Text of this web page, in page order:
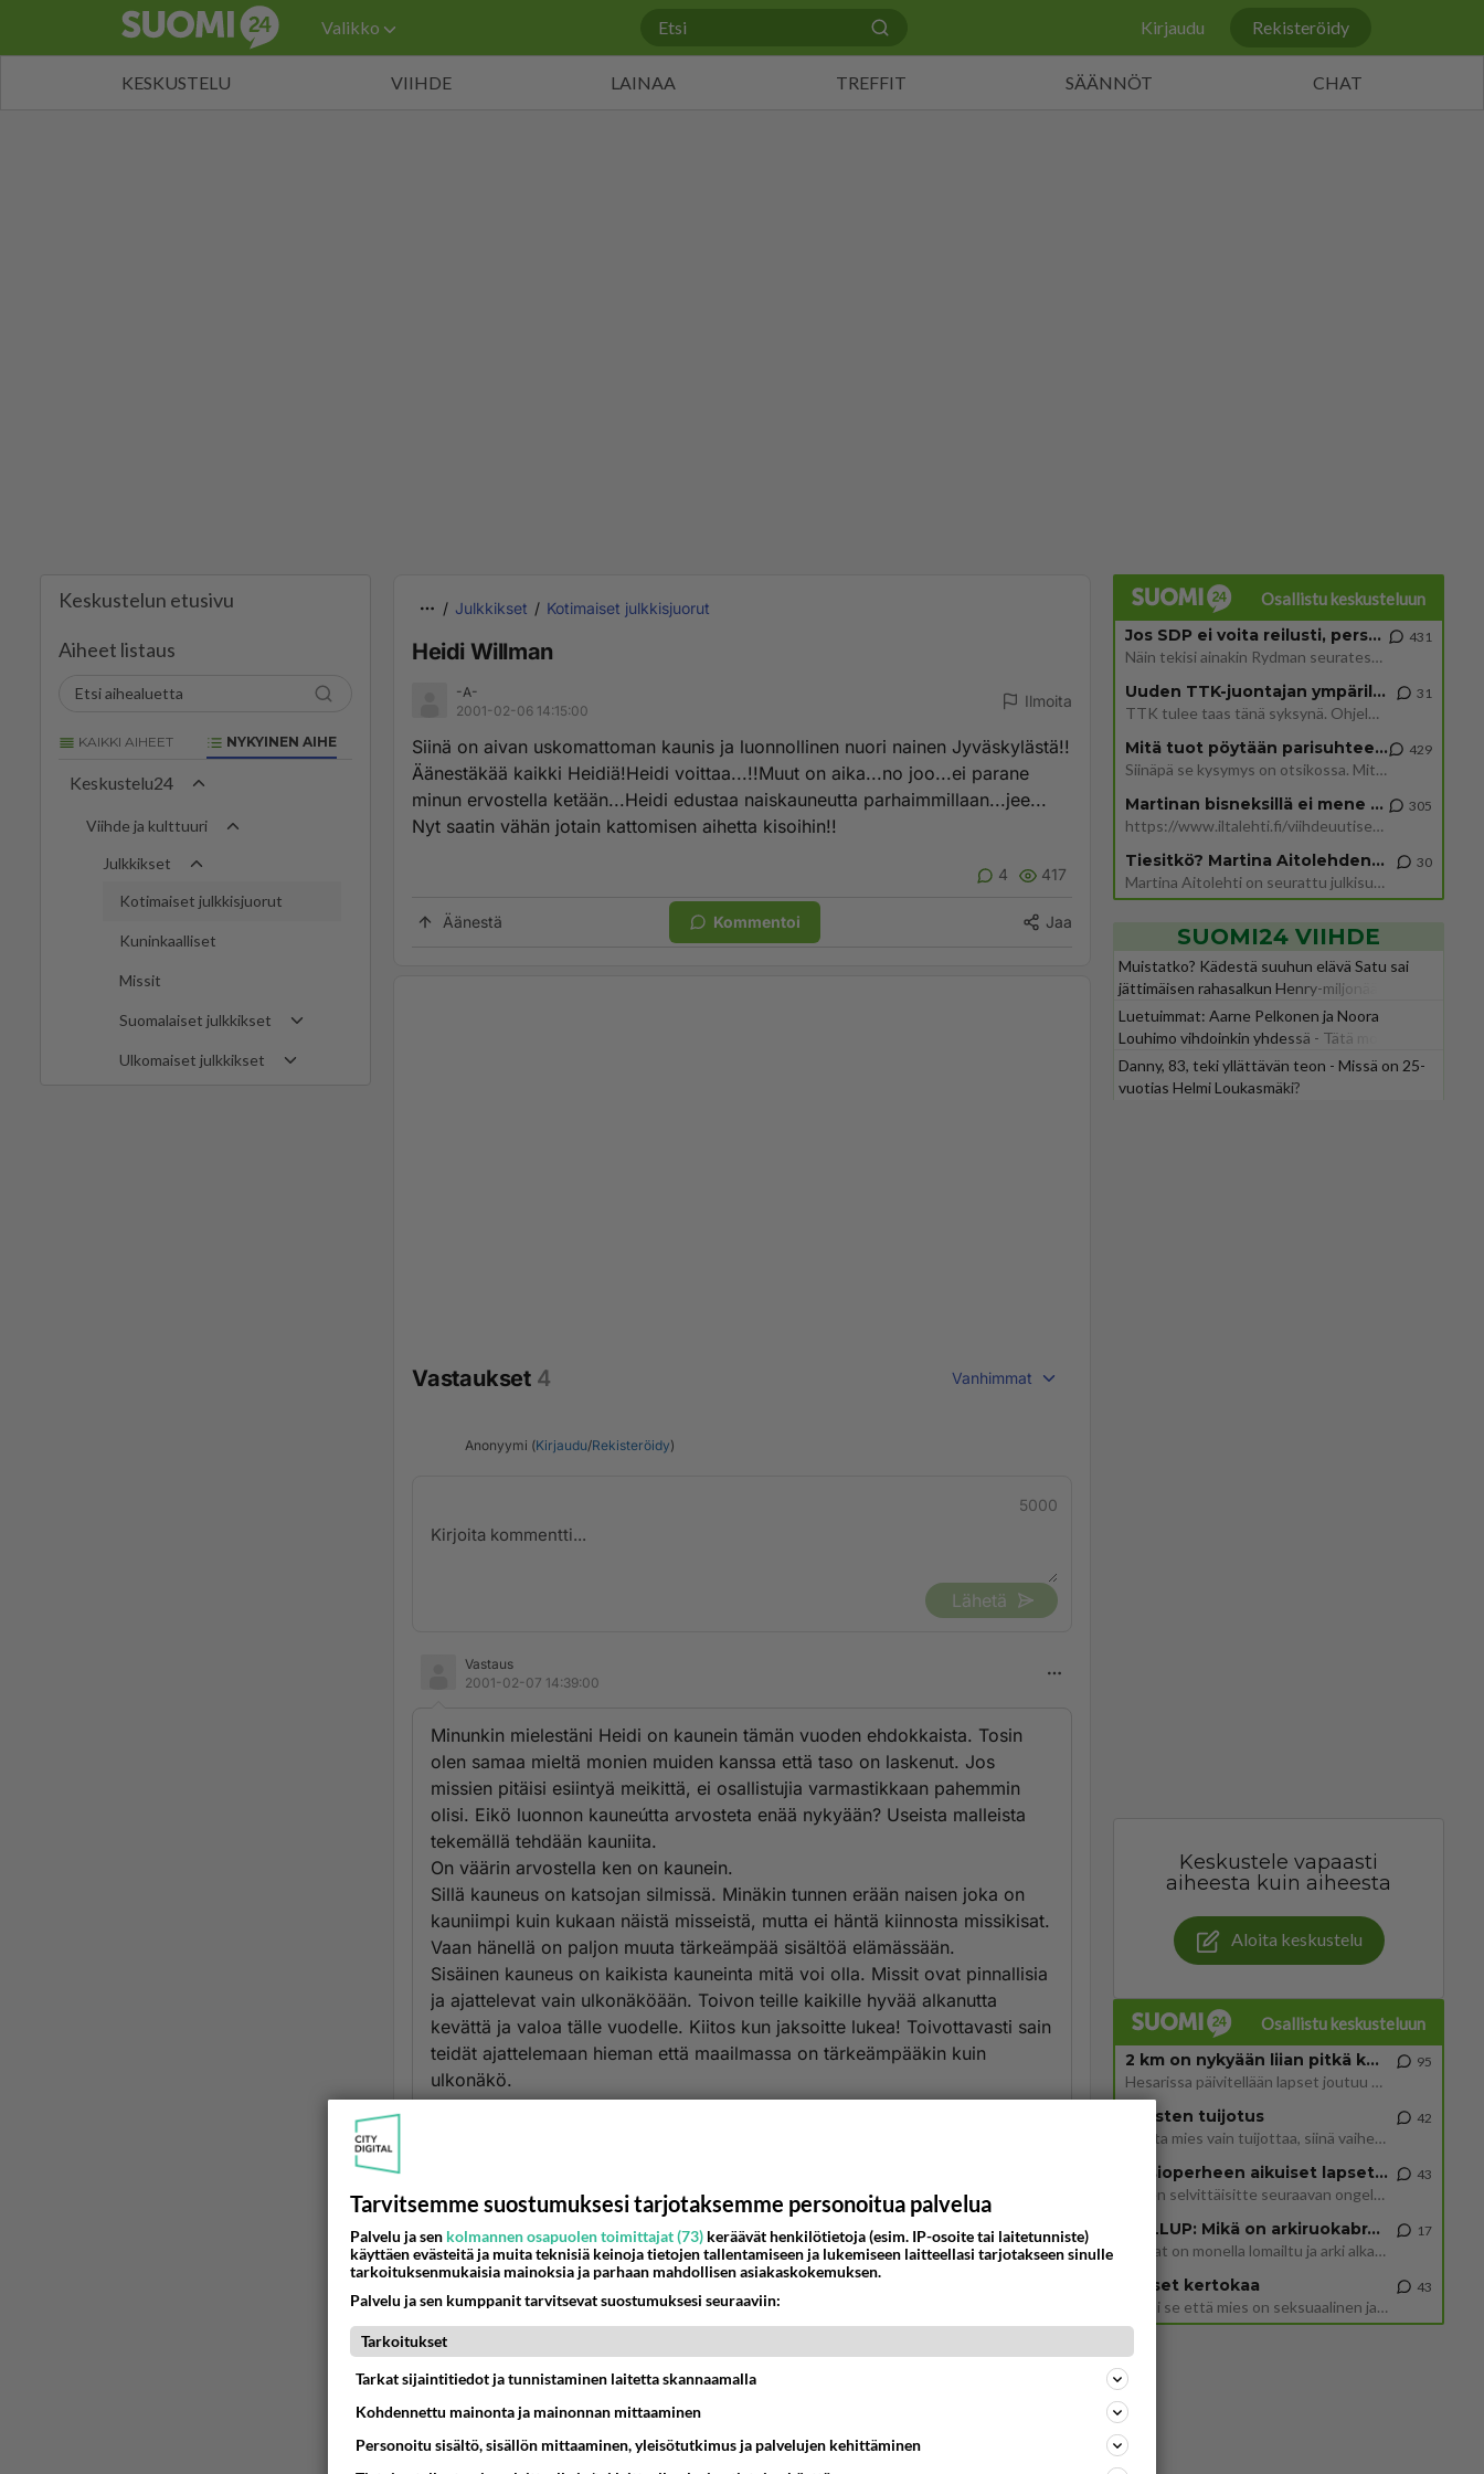
Valikko Kirjaudu Rekisteröidy
KESKUSTELU VIIHDE LAINAA TREFFIT SÄÄNNÖT CHAT
Keskustelun etusivu
Aiheet listaus
KAIKKI AIHEET NYKYINEN AIHE
Keskustelu24
Viihde ja kulttuuri
Julkkikset
Kotimaiset julkkisjuorut
Kuninkaalliset
Missit
Suomalaiset julkkikset
Ulkomaiset julkkikset
Julkkikset Kotimaiset julkkisjuorut
Heidi Willman
-A-
2001-02-06 14:15:00
Ilmoita
Siinä on aivan uskomattoman kaunis ja luonnollinen nuori nainen Jyväskylästä!!
Äänestäkää kaikki Heidiä!Heidi voittaa...!!Muut on aika...no joo...ei parane
minun ervostella ketään...Heidi edustaa naiskauneutta parhaimmillaan...jee...
Nyt saatin vähän jotain kattomisen aihetta kisoihin!!
4 417
Äänestä Kommentoi Jaa
Vastaukset 4 Vanhimmat
Anonyymi (Kirjaudu/Rekisteröidy)
5000
Lähetä
Vastaus
2001-02-07 14:39:00
Minunkin mielestäni Heidi on kaunein tämän vuoden ehdokkaista. Tosin
olen samaa mieltä monien muiden kanssa että taso on laskenut. Jos
missien pitäisi esiintyä meikittä, ei osallistujia varmastikkaan pahemmin
olisi. Eikö luonnon kauneútta arvosteta enää nykyään? Useista malleista
tekemällä tehdään kauniita.
On väärin arvostella ken on kaunein.
Sillä kauneus on katsojan silmissä. Minäkin tunnen erään naisen joka on
kauniimpi kuin kukaan näistä misseistä, mutta ei häntä kiinnosta missikisat.
Vaan hänellä on paljon muuta tärkeämpää sisältöä elämässään.
Sisäinen kauneus on kaikista kauneinta mitä voi olla. Missit ovat pinnallisia
ja ajattelevat vain ulkonäköään. Toivon teille kaikille hyvää alkanutta
kevättä ja valoa tälle vuodelle. Kiitos kun jaksoitte lukea! Toivottavasti sain
teidät ajattelemaan hieman että maailmassa on tärkeämpääkin kuin
ulkonäkö.
Tuomaristo
2001-02-07 15:01:00
Höpö höpö, kaikkihan nuo on saman näköistä arkisakkaa. Eihän niitä
elättelette toivoa, varokaa vaan ettei maailmanne romahda perjantaina
klo.21.00. Panokset kovenee...
Äänestä
sukulaistyttö
Osallistu keskusteluun
Jos SDP ei voita reilusti, persut kumoavat demokratian Suomesta
Näin tekisi ainakin Rydman seuratessaan idolinsa Trumpin mallia https://www.is.fi/politiikka/art-2000012187244.html
431
Uuden TTK-juontajan ympärillä epätietoisuus sakenee - Nyt MTV hämmentää soppaa
TTK tulee taas tänä syksynä. Ohjelman uudet tähtioppilaat julkistetaan torstaina 6. elokuuta klo 14 alkavassa lehdistö
31
Mitä tuot pöytään parisuhteessa?
Siinäpä se kysymys on otsikossa. Mitäpä siis tuot/toisit pöytään parisuhteessa? Oletko mies vai nainen? Koetko sen mitä
429
Martinan bisneksillä ei mene hyvin
https://www.iltalehti.fi/viihdeuutiset/a/c46da6ab-340f-4790-aaa7-0865eed2336 Yrityksen konkurssihakemus on tullut kärä
305
Tiesitkö? Martina Aitolehden isäpuoli on tämä suosittu laulaja
Martina Aitolehti on seurattu julkisuuden henkilö. Lähipiiriin mahtuu muitakin tunnettuja henkilöitä. Tiesitkö, että Ma
30
SUOMI24 VIIHDE
Muistatko? Kädestä suuhun elävä Satu sai
jättimäisen rahasalkun Henry-miljonääriltä
Luetuimmat: Aarne Pelkonen ja Noora
Louhimo vihdoinkin yhdessä - Tätä moni jo
odotti
Danny, 83, teki yllättävän teon - Missä on 25-
vuotias Helmi Loukasmäki?
Keskustele vapaasti
aiheesta kuin aiheesta
Aloita keskustelu
Osallistu keskusteluun
2 km on nykyään liian pitkä koulumatka
Hesarissa päivitellään lapset joutuu nyt kulkemaan 2 km kouluun jösses. Ruostefillarilla tuo matka menee vaikka miten äk
95
Miesten tuijotus
Mutta mies vain tuijottaa, siinä vaiheessa käännän itse pään pois. Mikä juttu? Yleensä jos joku tuijottaa tai katsoo, hä
42
Uusioperheen aikuiset lapset tyhjentää jääkaapin käydessään
Miten selvittäisitte seuraavan ongelman, meillä on uusioperhe, minulla teini-ikäiset lapset ja puolisolla aikuiset, jotk
43
GALLUP: Mikä on arkiruokabravuurisi?
Lomat on monella lomailtu ja arki alkaa. Se voi tarkoittaa myös sitä, että grillailut on grillattu ja palataan arjen ruo
17
Naiset kertokaa
Miksi se että mies on seksuaalinen ja haluaa seksiä ja te olette hänen mielestänne haluttava on vastenmielistä? Mikä sii
43
Tarvitsemme suostumuksesi tarjotaksemme personoitua palvelua
Palvelu ja sen kolmannen osapuolen toimittajat (73) keräävät henkilötietoja (esim. IP-osoite tai laitetunniste)
käyttäen evästeitä ja muita teknisiä keinoja tietojen tallentamiseen ja lukemiseen laitteellasi tarjotakseen sinulle
tarkoituksenmukaisia mainoksia ja parhaan mahdollisen asiakaskokemuksen.
Palvelu ja sen kumppanit tarvitsevat suostumuksesi seuraaviin:
Tarkoitukset
Tarkat sijaintitiedot ja tunnistaminen laitetta skannaamalla
Kohdennettu mainonta ja mainonnan mittaaminen
Personoitu sisältö, sisällön mittaaminen, yleisötutkimus ja palvelujen kehittäminen